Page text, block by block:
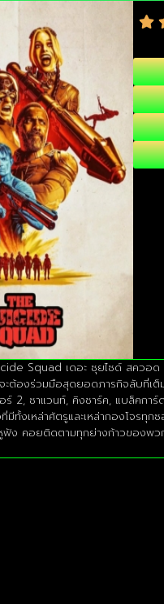
Squad เดอะ ซุยไซด์ สควอด
จะต้องร่วมมือสุดยอดภารกิจลับที่
ร์ 2, ซาแวนท์, คิงชาร์ค, แบล็คกา
มีทั้งเหล่าศัตรูและเหล่ากองโจร
ง คอยติดตามทุกย่างก้าวของพว